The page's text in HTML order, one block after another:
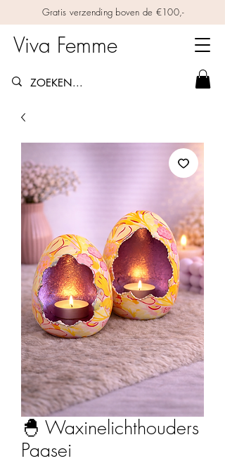
Gratis verzending boven de €100,-
Viva Femme
🐣 Waxinelichthouders
Paasei